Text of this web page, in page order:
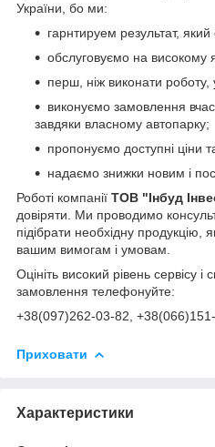
України, бо ми:
гарнтируем результат,
обслуговуємо на високому
перш, ніж виконати
виконуємо замовлення
завдяки власному автопарку;
пропонуємо доступні ціни
надаємо знижки новим і
Роботі компанії ТОВ "Інбуд
довіряти. Ми проводимо
підібрати необхідну продукцію,
вашим вимогам і умовам.
Оцініть високий рівень сервісу
замовлення телефонуйте:
+38(097)262-03-82 ,
Приховати
Характеристики